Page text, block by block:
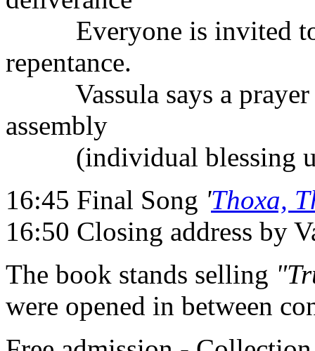
Everyone is invited to
repentance.
Vassula says a prayer
assembly
(individual blessing
16:45 Final Song 'Thoxa,
16:50 Closing address by
The book stands selling
were opened in between